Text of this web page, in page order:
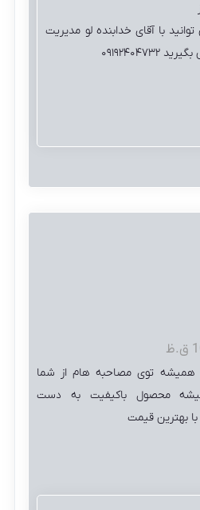
با آقای خدابنده لو مدیریت
همیشه توی مصاحبه هام از شما
محصول باکیفیت به دست
بهترین قیمت